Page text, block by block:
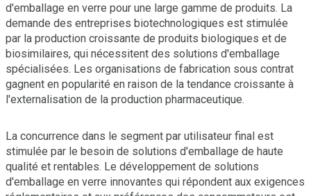
d'emballage en verre pour une large gamme de produits. La
demande des entreprises biotechnologiques est stimulée
par la production croissante de produits biologiques et de
biosimilaires, qui nécessitent des solutions d'emballage
spécialisées. Les organisations de fabrication sous contrat
gagnent en popularité en raison de la tendance croissante à
l'externalisation de la production pharmaceutique.
La concurrence dans le segment par utilisateur final est
stimulée par le besoin de solutions d'emballage de haute
qualité et rentables. Le développement de solutions
d'emballage en verre innovantes qui répondent aux exigences